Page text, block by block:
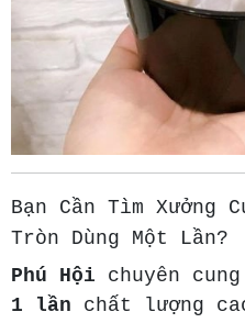
Bạn Cần Tìm Xưởng
Tròn Dùng Một Lần?
Phú Hội chuyên
1 lần chất lượng